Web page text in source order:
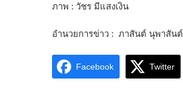
ภาพ : วัชร มีแสงเงิน
อำนวยการข่าว : ภาสันต์ นุพาสันต์
Facebook Twitter